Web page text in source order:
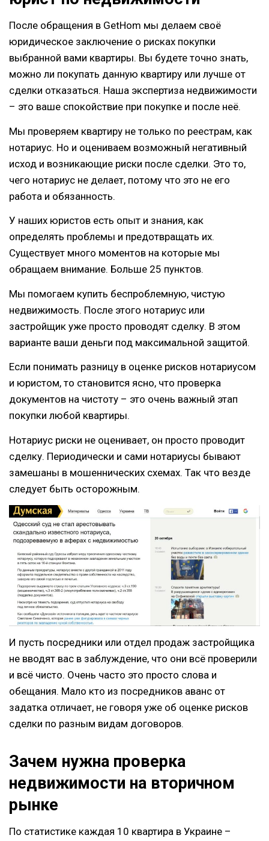
После обращения в GetHom мы делаем своё
юридическое заключение о рисках покупки
выбранной вами квартиры. Вы будете точно знать,
можно ли покупать данную квартиру или лучше от
сделки отказаться. Наша экспертиза недвижимости
– это ваше спокойствие при покупке и после неё.
Мы проверяем квартиру не только по реестрам, как
нотариус. Но и оцениваем возможный негативный
исход и возникающие риски после сделки. Это то,
чего нотариус не делает, потому что это не его
работа и обязанность.
У наших юристов есть опыт и знания, как
определять проблемы и предотвращать их.
Существует много моментов на которые мы
обращаем внимание. Больше 25 пунктов.
Мы помогаем купить беспроблемную, чистую
недвижимость. После этого нотариус или
застройщик уже просто проводят сделку. В этом
варианте ваши деньги под максимальной защитой.
Если понимать разницу в оценке рисков нотариусом
и юристом, то становится ясно, что проверка
документов на чистоту – это очень важный этап
покупки любой квартиры.
Нотариус риски не оценивает, он просто проводит
сделку. Периодически и сами нотариусы бывают
замешаны в мошеннических схемах. Так что везде
следует быть осторожным.
И пусть посредники или отдел продаж застройщика
не вводят вас в заблуждение, что они всё проверили
и всё чисто. Очень часто это просто слова и
обещания. Мало кто из посредников аванс от
задатка отличает, не говоря уже об оценке рисков
сделки по разным видам договоров.
Зачем нужна проверка
недвижимости на вторичном
рынке
По статистике каждая 10 квартира в Украине –